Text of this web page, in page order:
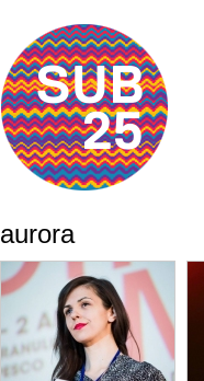
aurora